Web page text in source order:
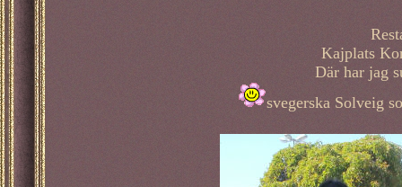
Kajplats
Där har jag
svegerska Solveig